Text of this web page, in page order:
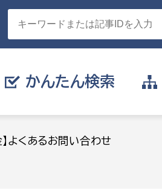
かんたん検索
目的を選択
よくあるお問い合わせ